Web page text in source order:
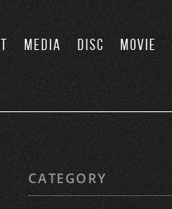
MEDIA DISC MOVIE
CATEGORY